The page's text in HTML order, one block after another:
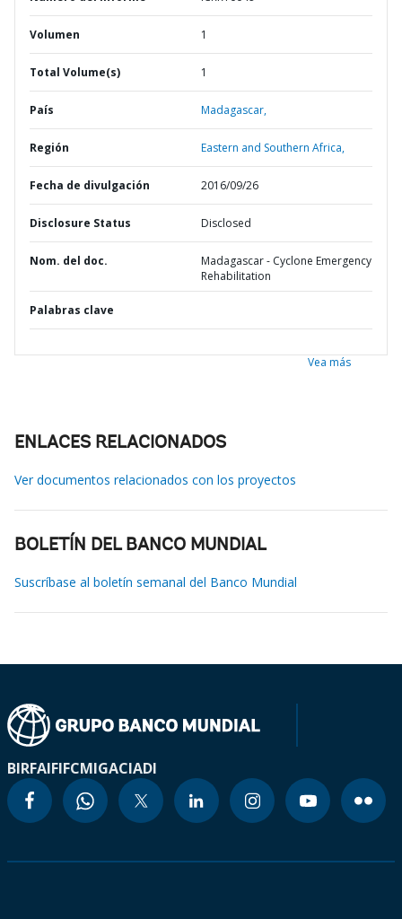
Volumen 1
Total Volume(s) 1
País Madagascar,
Región Eastern and Southern Africa,
Fecha de divulgación 2016/09/26
Disclosure Status Disclosed
Nom. del doc.
Madagascar - Cyclone Emergency
Rehabilitation
Palabras clave
Vea más
ENLACES RELACIONADOS
Ver documentos relacionados con los proyectos
BOLETÍN DEL BANCO MUNDIAL
Suscríbase al boletín semanal del Banco Mundial
BIRFAIFIFCMIGACIADI